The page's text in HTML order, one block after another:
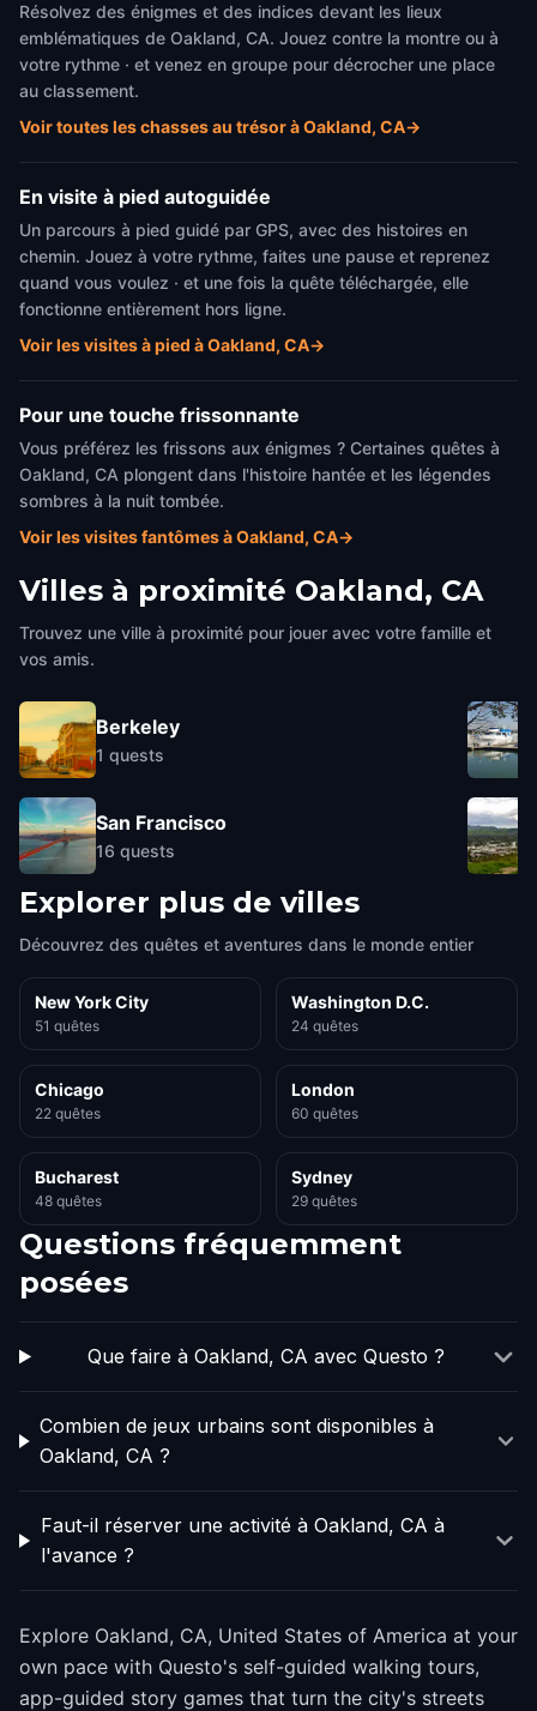
Résolvez des énigmes et des indices devant les lieux
emblématiques de Oakland, CA. Jouez contre la montre ou à
votre rythme · et venez en groupe pour décrocher une place
au classement.
Voir toutes les chasses au trésor à Oakland, CA→
En visite à pied autoguidée
Un parcours à pied guidé par GPS, avec des histoires en
chemin. Jouez à votre rythme, faites une pause et reprenez
quand vous voulez · et une fois la quête téléchargée, elle
fonctionne entièrement hors ligne.
Voir les visites à pied à Oakland, CA→
Pour une touche frissonnante
Vous préférez les frissons aux énigmes ? Certaines quêtes à
Oakland, CA plongent dans l'histoire hantée et les légendes
sombres à la nuit tombée.
Voir les visites fantômes à Oakland, CA→
Villes à proximité Oakland, CA
Trouvez une ville à proximité pour jouer avec votre famille et
vos amis.
Berkeley
1 quests
San Francisco
16 quests
Explorer plus de villes
Découvrez des quêtes et aventures dans le monde entier
New York City
51 quêtes
Washington D.C.
24 quêtes
Chicago
22 quêtes
London
60 quêtes
Bucharest
48 quêtes
Sydney
29 quêtes
Questions fréquemment
posées
Que faire à Oakland, CA avec Questo ?
Combien de jeux urbains sont disponibles à
Oakland, CA ?
Faut-il réserver une activité à Oakland, CA à
l'avance ?
Explore Oakland, CA, United States of America at your
own pace with Questo's self-guided walking tours,
app-guided story games that turn the city's streets